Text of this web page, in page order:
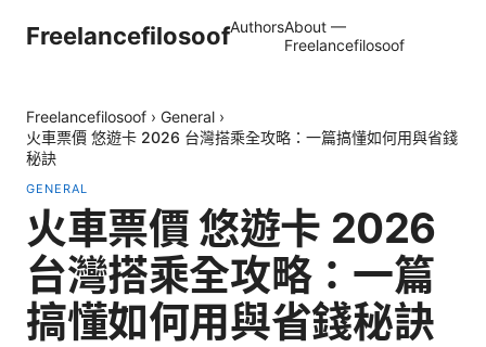
FreelancefilosoofAuthorsAbout —
Freelancefilosoof
Freelancefilosoof › General ›
火車票價 悠遊卡 2026 台灣搭乘全攻略：一篇搞懂如何用與省錢
秘訣
GENERAL
火車票價 悠遊卡 2026
台灣搭乘全攻略：一篇
搞懂如何用與省錢秘訣